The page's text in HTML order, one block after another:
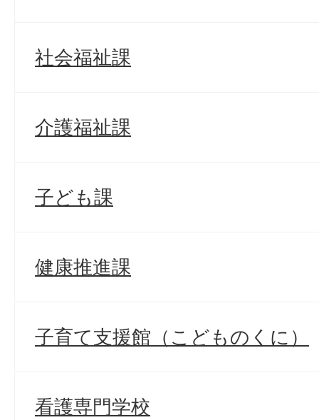
社会福祉課
介護福祉課
子ども課
健康推進課
子育て支援館（こどものくに）
看護専門学校